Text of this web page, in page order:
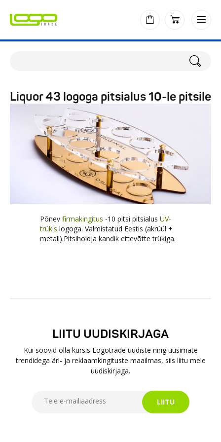
Liquor 43 logoga pitsialus 10-le pitsile
Põnevfirmakingitus -10 pitsi pitsialusUV-
trükislogoga. Valmistatud Eestis (akrüül +
metall).Pitsihoidja kandik ettevõtte trükiga.
LIITU UUDISKIRJAGA
Kui soovid olla kursis Logotrade uudiste ning uusimate
trendidega äri- ja reklaamkingituste maailmas, siis liitu meie
uudiskirjaga.
LIITU